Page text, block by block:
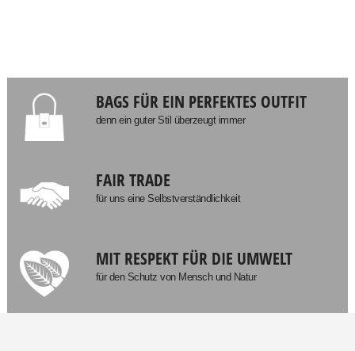
BAGS FÜR EIN PERFEKTES OUTFIT
denn ein guter Stil überzeugt immer
FAIR TRADE
für uns eine Selbstverständlichkeit
MIT RESPEKT FÜR DIE UMWELT
für den Schutz von Mensch und Natur